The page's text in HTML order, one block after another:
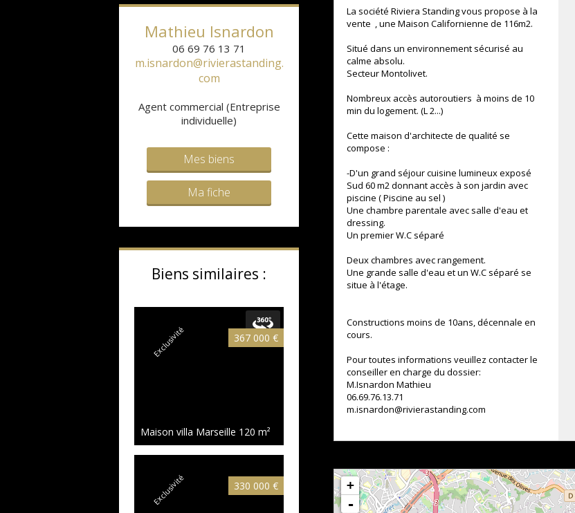
Mathieu Isnardon
06 69 76 13 71
m.isnardon@rivierastanding.
com
Agent commercial (Entreprise
individuelle)
Mes biens
Ma fiche
Biens similaires :
Exclusivité 367 000 €
Maison villa Marseille 120 m²
Exclusivité 330 000 €
La société Riviera Standing vous propose à la
vente , une Maison Californienne de 116m2.
Situé dans un environnement sécurisé au
calme absolu.
Secteur Montolivet.
Nombreux accès autoroutiers à moins de 10
min du logement. (L 2...)
Cette maison d'architecte de qualité se
compose :
-D'un grand séjour cuisine lumineux exposé
Sud 60 m2 donnant accès à son jardin avec
piscine ( Piscine au sel )
Une chambre parentale avec salle d'eau et
dressing.
Un premier W.C séparé
Deux chambres avec rangement.
Une grande salle d'eau et un W.C séparé se
situe à l'étage.
Constructions moins de 10ans, décennale en
cours.
Pour toutes informations veuillez contacter le
conseiller en charge du dossier:
M.Isnardon Mathieu
06.69.76.13.71
m.isnardon@rivierastanding.com
+
-